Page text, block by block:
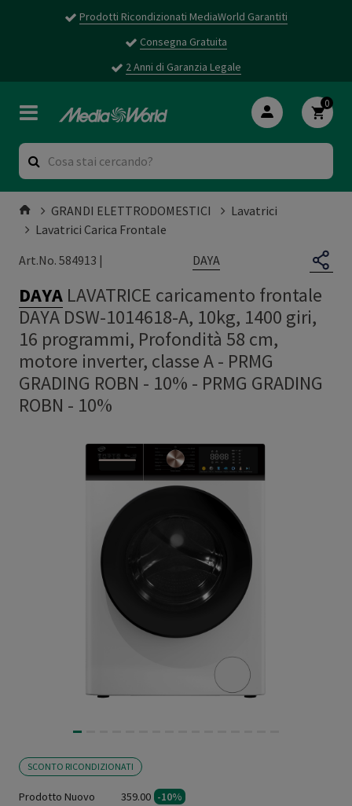
Prodotti Ricondizionati MediaWorld Garantiti
Consegna Gratuita
2 Anni di Garanzia Legale
0
GRANDI ELETTRODOMESTICI
Lavatrici
Lavatrici Carica Frontale
Art.No. 584913 |
DAYA
DAYA LAVATRICE caricamento frontale
DAYA DSW-1014618-A, 10kg, 1400 giri,
16 programmi, Profondità 58 cm,
motore inverter, classe A - PRMG
GRADING ROBN - 10% - PRMG GRADING
ROBN - 10%
SCONTO RICONDIZIONATI
Prodotto Nuovo 359.00 -10%